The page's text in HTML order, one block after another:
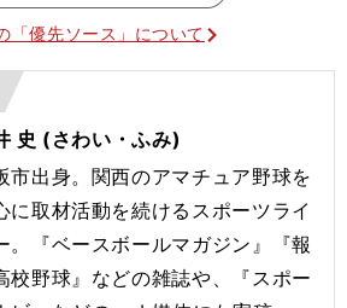
「優先ソース」について
史 (さわい・ふみ)
市出身。関西のアマチュア野球を
に取材活動を続けるスポーツライ
。『ベースボールマガジン』『報
校野球』などの雑誌や、『スポー